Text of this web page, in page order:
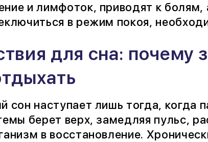
и лимфоток, приводят к
в режим покоя,
для сна: почему
сон наступает лишь тогда, когда
берет верх, замедляя пульс,
в восстановление.